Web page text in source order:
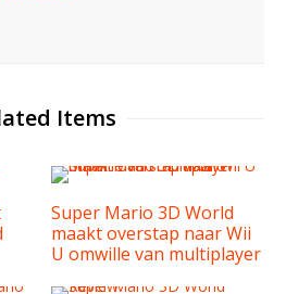
Items
Super Mario 3D World
maakt overstap naar Wii
U omwille van multiplayer